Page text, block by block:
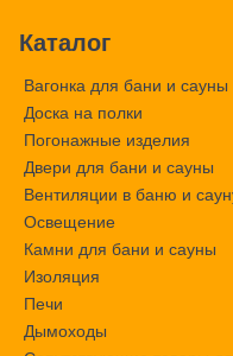
Каталог
Вагонка для бани и сауны
Доска на полки
Погонажные изделия
Двери для бани и сауны
Вентиляции в баню и
Освещение
Камни для бани и сауны
Изоляция
Печи
Дымоходы